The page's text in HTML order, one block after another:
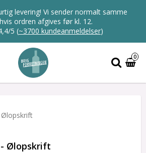
levering! Vi sender normalt samme
ordren afgives før kl. 12.
5 (~3700 kundeanmeldelser)
0
Ølopskrift
- Ølopskrift